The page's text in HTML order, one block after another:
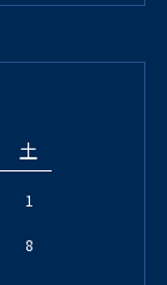
土
1
8